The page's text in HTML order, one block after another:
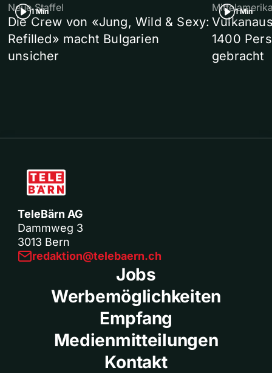
1 Min
Neue Staffel
Die Crew von «Jung, Wild & Sexy:
Refilled» macht Bulgarien
unsicher
1 Min
1400
gebracht
TeleBärn AG
Dammweg 3
3013 Bern
redaktion@telebaern.ch
Jobs
Werbemöglichkeiten
Empfang
Medienmitteilungen
Kontakt